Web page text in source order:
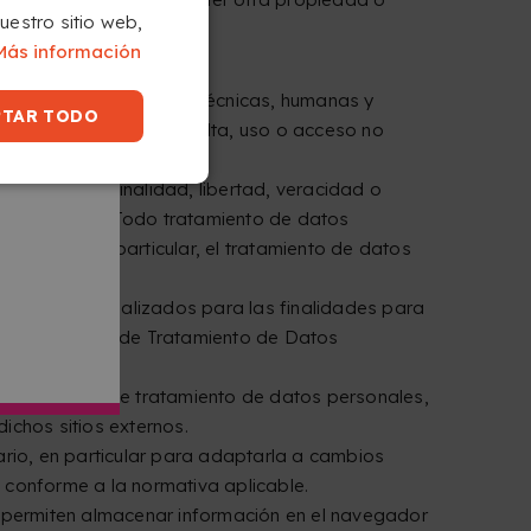
adoptar las medidas técnicas, humanas y
pérdida, consulta, uso o acceso no
legalidad, finalidad, libertad, veracidad o
vigente. Todo tratamiento de datos
la ley. En particular, el tratamiento de datos
y actualizados para las finalidades para
la Política de Tratamiento de Datos
políticas de tratamiento de datos personales,
sitios externos.
en particular para adaptarla a cambios
a la normativa aplicable.
almacenar información en el navegador
sitio web,
información
TODO